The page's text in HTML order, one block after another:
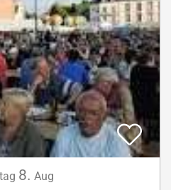
8. Aug